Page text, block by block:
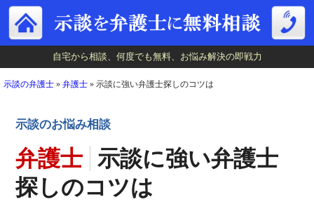
自宅から相談、何度でも無料、お悩み解決の即戦力
自宅から相談、何度でも無料、お悩み解決の即戦力
示談の弁護士 » 弁護士 » 示談に強い弁護士探しのコツは
示談のお悩み相談
弁護士 示談に強い弁護士
探しのコツは